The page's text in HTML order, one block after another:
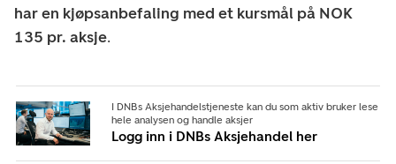
har en kjøpsanbefaling med et kursmål på NOK
135 pr. aksje.
I DNBs Aksjehandelstjeneste kan du som aktiv bruker lese
hele analysen og handle aksjer
Logg inn i DNBs Aksjehandel her